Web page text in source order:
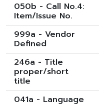
050b - Call No.4:
Item/Issue No.
999a - Vendor
Defined
246a - Title
proper/short
title
041a - Language